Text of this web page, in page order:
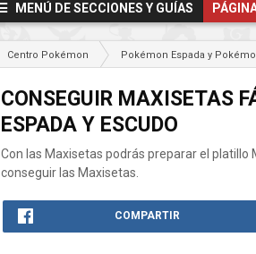
MENÚ DE SECCIONES Y GUÍAS
Centro Pokémon Pokémon Espada y
CONSEGUIR MAXISETAS
ESPADA Y ESCUDO
Con las Maxisetas podrás preparar el
conseguir las Maxisetas.
COMPARTIR